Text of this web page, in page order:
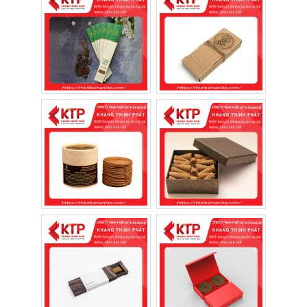
Nhang được sử dụng phổ biến tại các gia đình